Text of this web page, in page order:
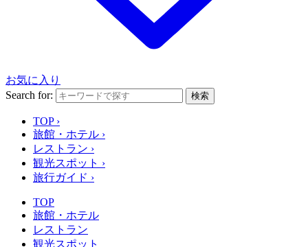
お気に入り
Search for:
検索
TOP ›
旅館・ホテル ›
レストラン ›
観光スポット ›
旅行ガイド ›
TOP
旅館・ホテル
レストラン
観光スポット